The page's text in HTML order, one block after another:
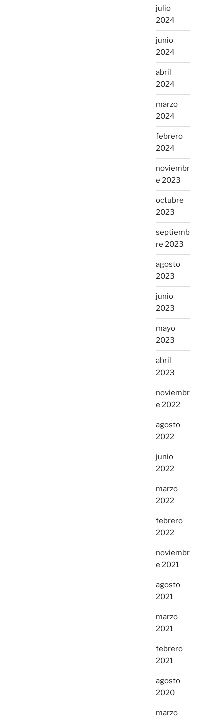
julio
2024
junio
2024
abril
2024
marzo
2024
febrero
2024
noviembr
e 2023
octubre
2023
septiemb
re 2023
agosto
2023
junio
2023
mayo
2023
abril
2023
noviembr
e 2022
agosto
2022
junio
2022
marzo
2022
febrero
2022
noviembr
e 2021
agosto
2021
marzo
2021
febrero
2021
agosto
2020
marzo